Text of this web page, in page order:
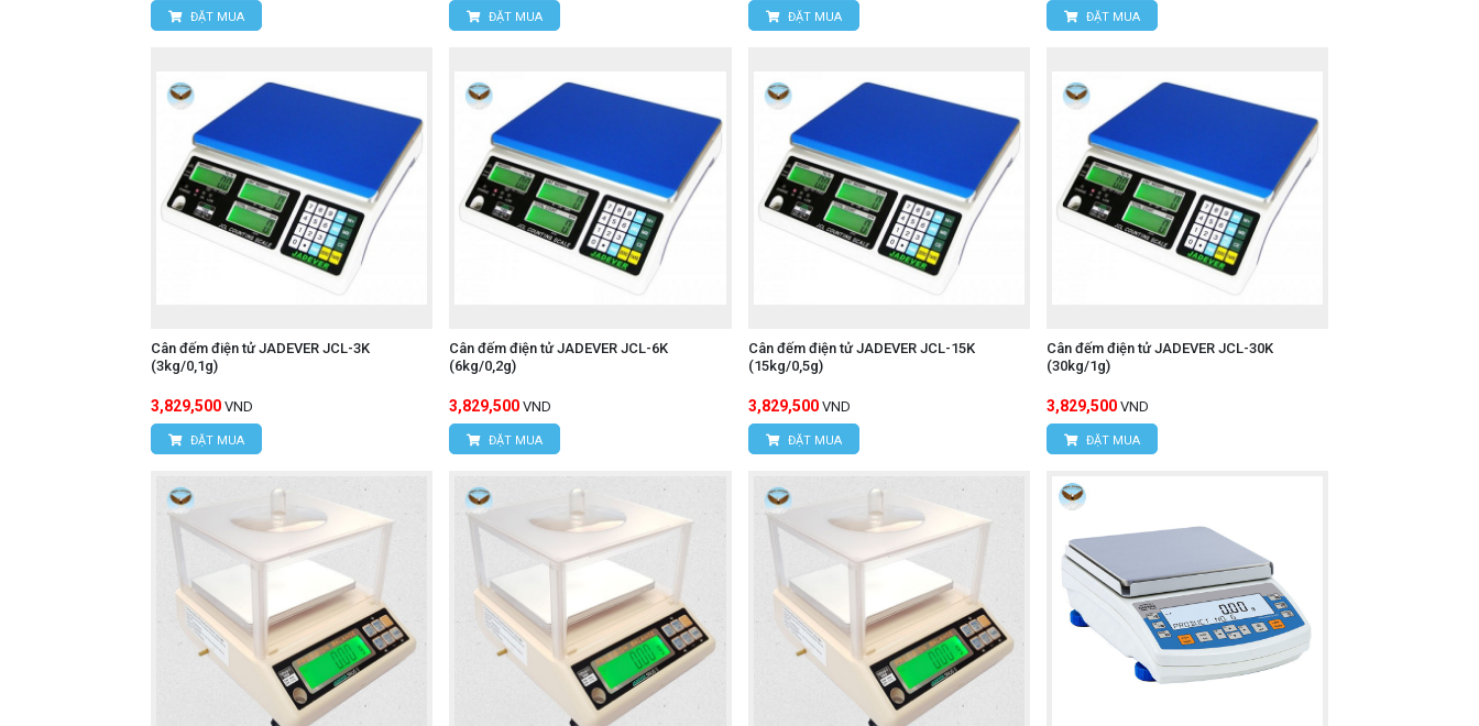
ĐẶT MUA ĐẶT MUA ĐẶT MUA ĐẶT MUA
Cân đếm điện tử JADEVER JCL-3K
(3kg/0,1g)
3,829,500 VND
ĐẶT MUA
Cân đếm điện tử JADEVER JCL-6K
(6kg/0,2g)
3,829,500 VND
ĐẶT MUA
Cân đếm điện tử JADEVER JCL-15K
(15kg/0,5g)
3,829,500 VND
ĐẶT MUA
Cân đếm điện tử JADEVER JCL-30K
(30kg/1g)
3,829,500 VND
ĐẶT MUA